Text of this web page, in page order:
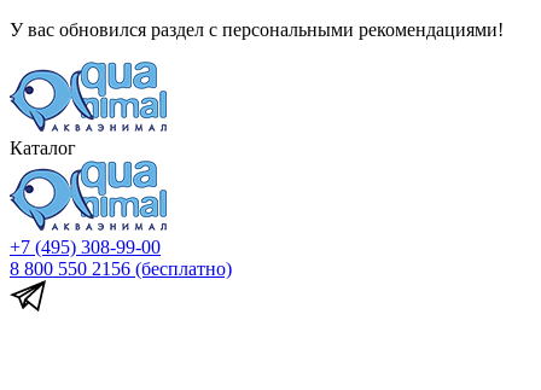
У вас обновился раздел с персональными рекомендациями!
Каталог
+7 (495) 308-99-00
8 800 550 2156 (бесплатно)